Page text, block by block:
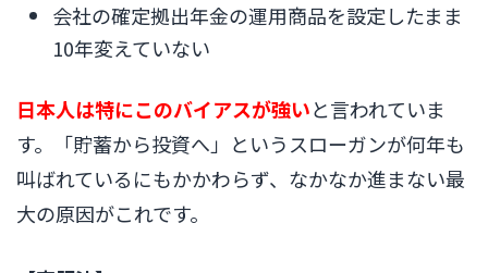
会社の確定拠出年金の運用商品を設定したまま
10年変えていない
日本人は特にこのバイアスが強いと言われていま
す。「貯蓄から投資へ」というスローガンが何年も
叫ばれているにもかかわらず、なかなか進まない最
大の原因がこれです。